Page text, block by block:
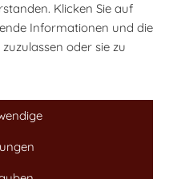
Hinweis
Klicken Sie auf
Informationen und die
oder sie zu